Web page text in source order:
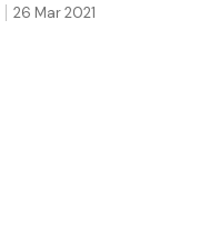
26 Mar 2021